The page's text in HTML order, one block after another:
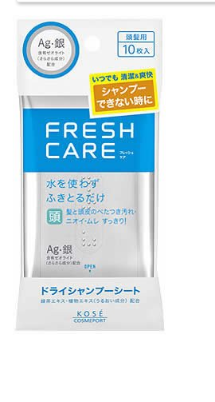
も、体を清潔にすることは、とても重要な事...